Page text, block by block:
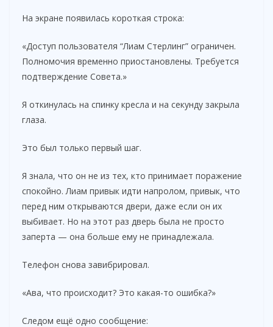
На экране появилась короткая строка:
«Доступ пользователя “Лиам Стерлинг” ограничен.
Полномочия временно приостановлены. Требуется
подтверждение Совета.»
Я откинулась на спинку кресла и на секунду закрыла
глаза.
Это был только первый шаг.
Я знала, что он не из тех, кто принимает поражение
спокойно. Лиам привык идти напролом, привык, что
перед ним открываются двери, даже если он их
выбивает. Но на этот раз дверь была не просто
заперта — она больше ему не принадлежала.
Телефон снова завибрировал.
«Ава, что происходит? Это какая-то ошибка?»
Следом ещё одно сообщение: